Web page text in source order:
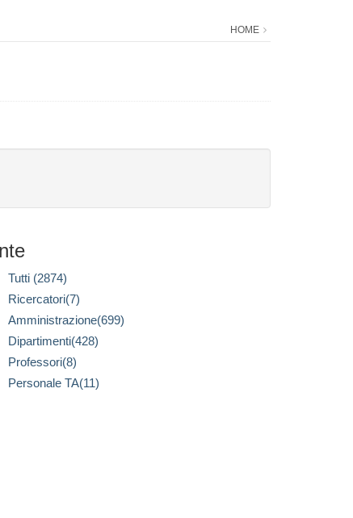
HOME
Tutti (2874)
Ricercatori(7)
Amministrazione(699)
Dipartimenti(428)
Professori(8)
Personale TA(11)